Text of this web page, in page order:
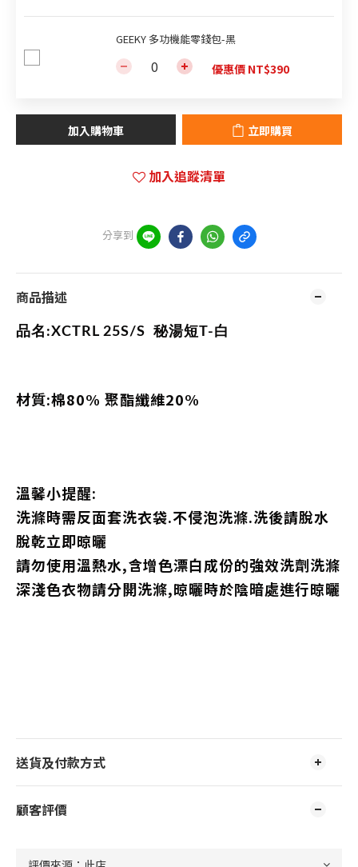
GEEKY 多功機能零錢包-黑
優惠價 NT$390
加入購物車 立即購買
加入追蹤清單
分享到
商品描述
品名:XCTRL 25S/S 秘湯短T-白
材質:棉80% 聚酯纖維20%
溫馨小提醒:
洗滌時需反面套洗衣袋.不侵泡洗滌.洗後請脫水
脫乾立即晾曬
請勿使用溫熱水,含增色漂白成份的強效洗劑洗滌
深淺色衣物請分開洗滌,晾曬時於陰暗處進行晾曬
送貨及付款方式
顧客評價